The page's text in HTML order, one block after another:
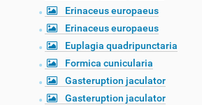
Erinaceus europaeus
Erinaceus europaeus
Euplagia quadripunctaria
Formica cunicularia
Gasteruption jaculator
Gasteruption jaculator